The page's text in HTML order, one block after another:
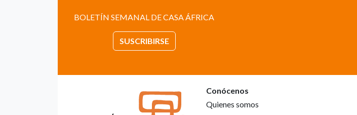
BOLETÍN SEMANAL DE CASA ÁFRICA
SUSCRIBIRSE
Conócenos
Quienes somos